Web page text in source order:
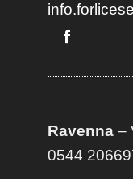
Ravenna–
0544